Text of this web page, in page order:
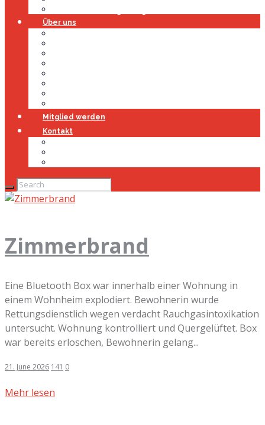
Über uns
Mitglied werden
Kontakt
Zimmerbrand
Eine Bluetooth Box war innerhalb einer Wohnung in
einem Wohnheim explodiert. Bewohnerin wurde
Rettungsdienstlich wegen verdacht Rauchgasintoxikation
untersucht. Wohnung kontrolliert und Quergelüftet. Box
war bereits erloschen, Bewohnerin gelang...
21. June 2026 141 0
Mehr lesen